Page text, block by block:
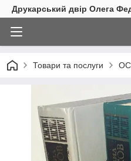
Друкарський двір Олега
Товари та послуги